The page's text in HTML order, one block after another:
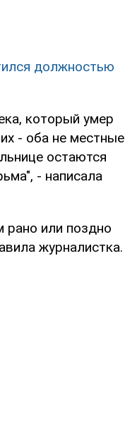
должностью
который умер
- оба не местные
остаются
- написала
рано или поздно
журналистка.